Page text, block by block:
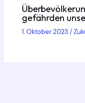
gefährden
1. Oktober 2023/